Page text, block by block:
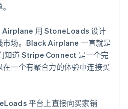
Airplane 用 StoneLoads 设计
市场。Black Airplane 一直就是
知道 Stripe Connect 是一个完
一个有聚合力的体验中连接买
平台上直接向买家销